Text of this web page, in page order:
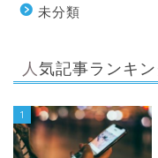
未分類
人気記事ランキ
1